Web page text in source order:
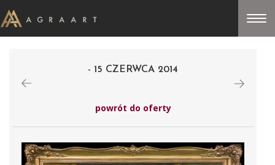
- 15 CZERWCA 2014
powrót do oferty